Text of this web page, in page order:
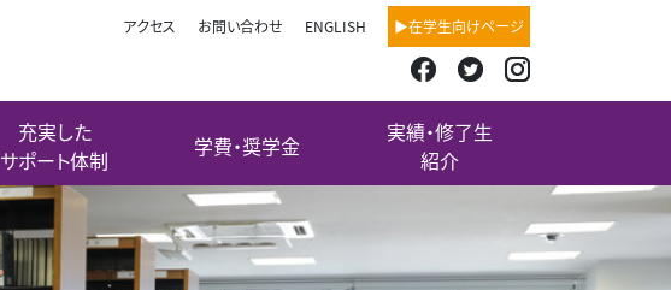
アクセス お問い合わせ ENGLISH ▶在学生向けページ
充実した
サポート体制
学費・奨学金
実績・修了生
紹介